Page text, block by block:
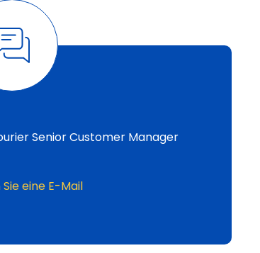
Senior Customer Manager
eine E-Mail